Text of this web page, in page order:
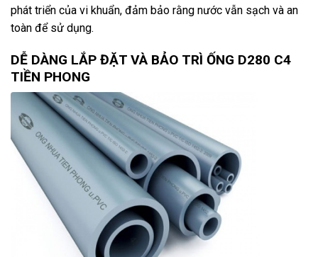
phát triển của vi khuẩn, đảm bảo rằng nước vẫn sạch và an
toàn để sử dụng.
DỄ DÀNG LẮP ĐẶT VÀ BẢO TRÌ ỐNG D280 C4
TIỀN PHONG